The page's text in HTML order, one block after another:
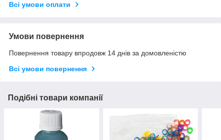
Всі умови оплати
Умови повернення
Повернення товару впродовж 14 днів за домовленістю
Всі умови повернення
Подібні товари компанії